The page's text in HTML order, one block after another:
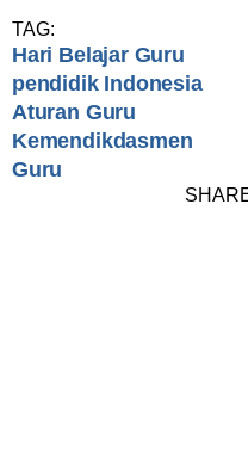
TAG:
Hari Belajar Guru
pendidik Indonesia
Aturan Guru
Kemendikdasmen
Guru